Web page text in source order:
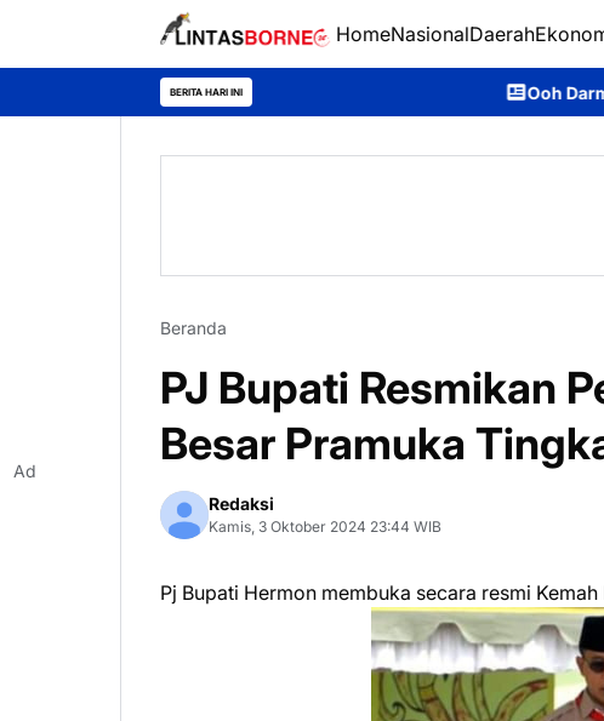
HomeNasionalDaerah
BERITA HARI INI Ooh Darmawan, Anak Desa
Beranda
PJ Bupati Resmikan
Besar Pramuka
Redaksi
Kamis, 3 Oktober 2024 23:44 WIB
Pj Bupati Hermon membuka secara resmi
Ad